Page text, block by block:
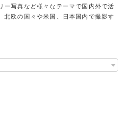
ー写真など様々なテーマで国内外で活
北欧の国々や米国、日本国内で撮影す